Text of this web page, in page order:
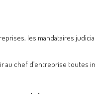
les mandataires
au chef d’entreprise